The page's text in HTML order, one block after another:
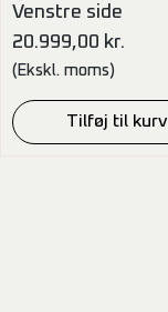
Venstre side
20.999,00 kr.
(Ekskl. moms)
Tilføj til kurv